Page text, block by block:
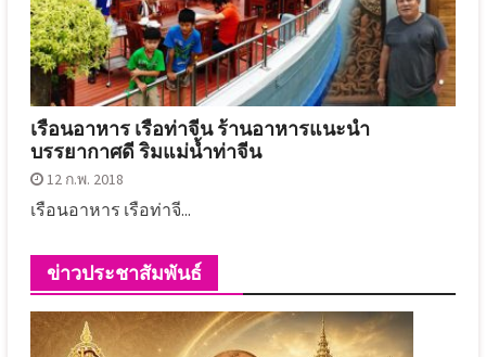
เรือนอาหาร เรือท่าจีน ร้านอาหารแนะนำ
บรรยากาศดี ริมแม่น้ำท่าจีน
12 ก.พ. 2018
เรือนอาหาร เรือท่าจี...
ข่าวประชาสัมพันธ์